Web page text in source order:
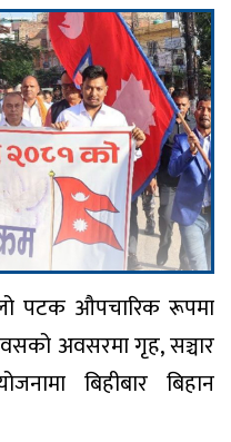
पटक औपचारिक रूपमा
अवसरमा गृह, सञ्चार
बिहीबार बिहान